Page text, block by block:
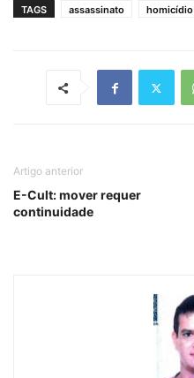
TAGS assassinato homicídio
Artigo anterior
E-Cult: mover requer
continuidade